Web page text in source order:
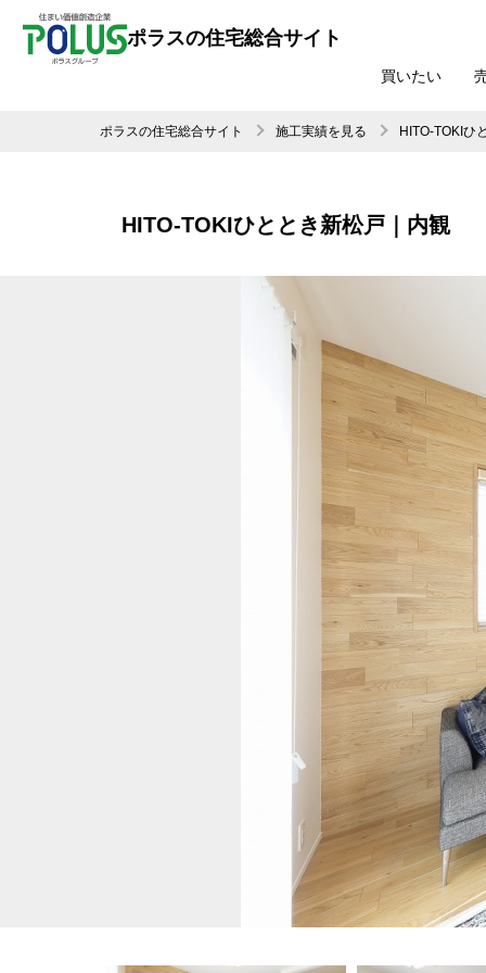
ポラスの住宅総合サイト
買いたい
ポラスの住宅総合サイト 施工実績を見る HITO-TOKIひ
HITO-TOKIひととき新松戸｜内観